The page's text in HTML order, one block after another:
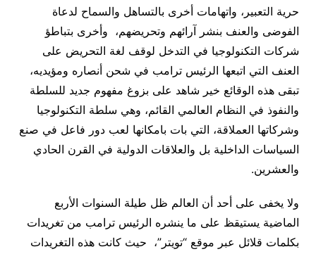
حرية التعبير، واتهامات أخرى بالتساهل والسماح لدعاة
الفوضى والعنف بنشر آرائهم وتحريضهم، وأخرى بتباطؤ
شركات التكنولوجيا في التدخل لوقف لغة التحريض على
العنف التي اتبعها الرئيس ترامب في شحن أنصاره ومؤيديه،
تبقى هذه الوقائع خير شاهد على بزوغ مفهوم جديد للسلطة
والنفوذ في النظام العالمي القائم، وهي سلطة التكنولوجيا
وشركاتها العملاقة، التي بات بامكانها لعب دور فاعل في صنع
السياسات الداخلية بل والعلاقات الدولية في القرن الحادي
والعشرين.
ولا يخفى على أحد أن العالم ظل طيلة السنوات الأربع
الماضية يستيقظ على ما ينشره الرئيس ترامب من تغريدات
بكلمات قلائل عبر موقع “تويتر”، حيث كانت هذه التغريدات